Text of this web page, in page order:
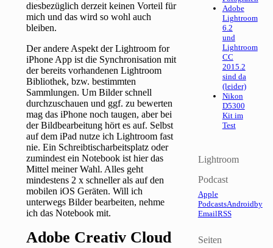
diesbezüglich derzeit keinen Vorteil für
mich und das wird so wohl auch
bleiben.
Der andere Aspekt der Lightroom for
iPhone App ist die Synchronisation mit
der bereits vorhandenen Lightroom
Bibliothek, bzw. bestimmten
Sammlungen. Um Bilder schnell
durchzuschauen und ggf. zu bewerten
mag das iPhone noch taugen, aber bei
der Bildbearbeitung hört es auf. Selbst
auf dem iPad nutze ich Lightroom fast
nie. Ein Schreibtischarbeitsplatz oder
zumindest ein Notebook ist hier das
Mittel meiner Wahl. Alles geht
mindestens 2 x schneller als auf den
mobilen iOS Geräten. Will ich
unterwegs Bilder bearbeiten, nehme
ich das Notebook mit.
Adobe Creativ Cloud
Adobe
Lightroom
6.2
und
Lightroom
CC
2015.2
sind da
(leider)
Nikon
D5300
Kit im
Test
Lightroom
Podcast
Apple
PodcastsAndroidby
EmailRSS
Seiten